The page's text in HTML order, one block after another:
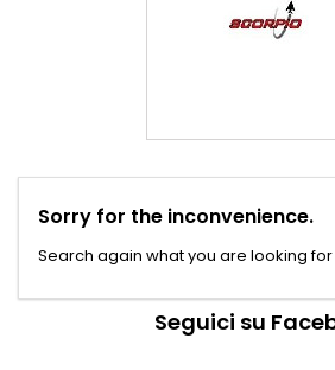
Sorry for the inconvenience.
Search again what you are looking for
Seguici su